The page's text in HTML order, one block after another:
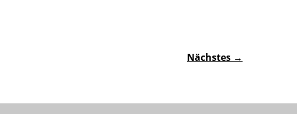
Nächstes →